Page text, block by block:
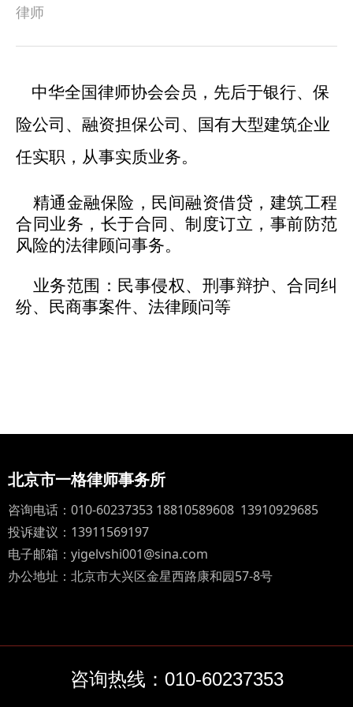
中华全国律师协会会员，先后于银行、保
险公司、融资担保公司、国有大型建筑企业
任实职，从事实质业务。
精通金融保险，民间融资借贷，建筑工程
合同业务，长于合同、制度订立，事前防范
风险的法律顾问事务。
业务范围：民事侵权、刑事辩护、合同纠
纷、民商事案件、法律顾问等
律师
北京市一格律师事务所
咨询电话：010-60237353 18810589608 13910929685
投诉建议：13911569197
电子邮箱：yigelvshi001@sina.com
办公地址：北京市大兴区金星西路康和园57-8号
咨询热线：010-60237353